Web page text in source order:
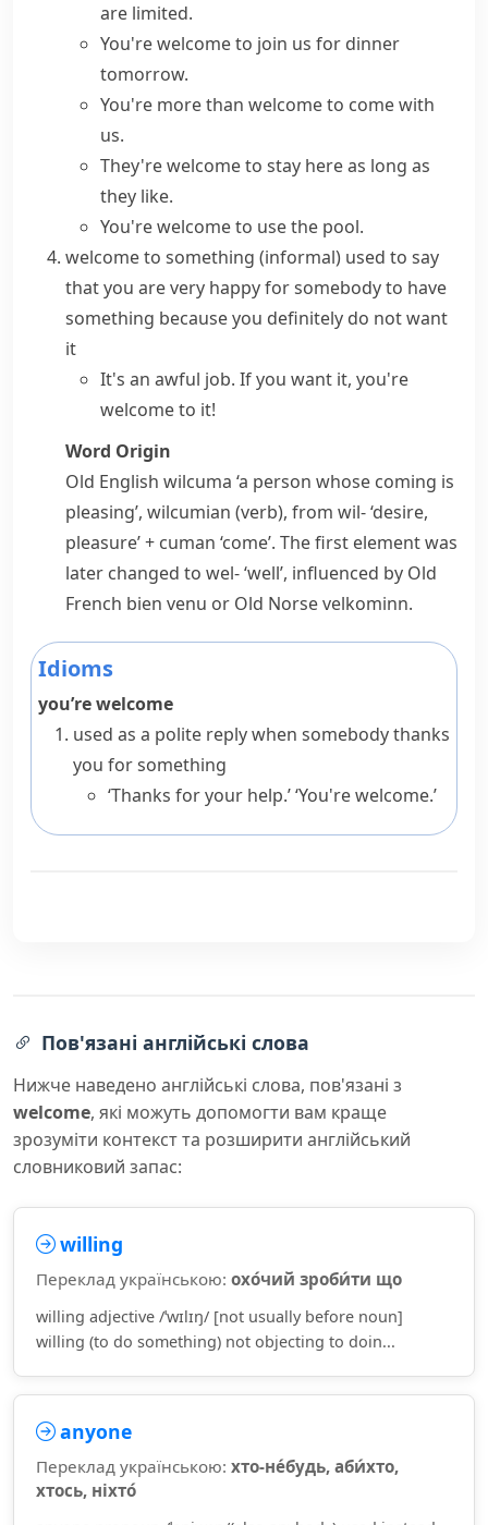
are limited.
You'rewelcome to join us for dinner
tomorrow.
You're more than welcometo come with
us.
They're welcome to stay here as long as
they like.
You're welcome to use the pool.
welcome to something (informal) used to say
that you are very happy for somebody to have
something because you definitely do not want
it
It's an awful job. If you want it, you're
welcome to it!
Word Origin
Old English wilcuma ‘a person whose coming is
pleasing’, wilcumian (verb), from wil-‘desire,
pleasure’ + cuman ‘come’. The first element was
later changed to wel-‘well’, influenced by Old
French bien venu or Old Norsevelkominn.
Idioms
you’re welcome
used as a polite reply when somebody thanks
you for something
‘Thanks for your help.’ ‘You're welcome.’
Пов'язані англійські слова
Нижче наведено англійські слова, пов'язані з
welcome, які можуть допомогти вам краще
зрозуміти контекст та розширити англійський
словниковий запас:
willing
Переклад українською: охо́чий зроби́ти що
willing adjective /ˈwɪlɪŋ/ [not usually before noun]
willing (to do something) not objecting to doin...
anyone
Переклад українською: хто-не́будь, аби́хто,
хтось, ніхто́